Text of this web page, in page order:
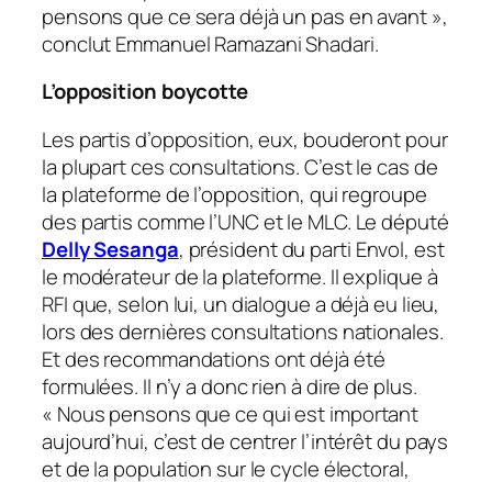
pensons que ce sera déjà un pas en avant»,
conclut Emmanuel Ramazani Shadari.
L’opposition boycotte
Les partis d’opposition, eux, bouderont pour
la plupart ces consultations. C’est le cas de
la plateforme de l’opposition, qui regroupe
des partis comme l’UNC et le MLC. Le député
Delly Sesanga, président du parti Envol, est
le modérateur de la plateforme. Il explique à
RFI que, selon lui, un dialogue a déjà eu lieu,
lors des dernières consultations nationales.
Et des recommandations ont déjà été
formulées. Il n’y a donc rien à dire de plus.
« Nous pensons que ce qui est important
aujourd’hui, c’est de centrer l’intérêt du pays
et de la population sur le cycle électoral,